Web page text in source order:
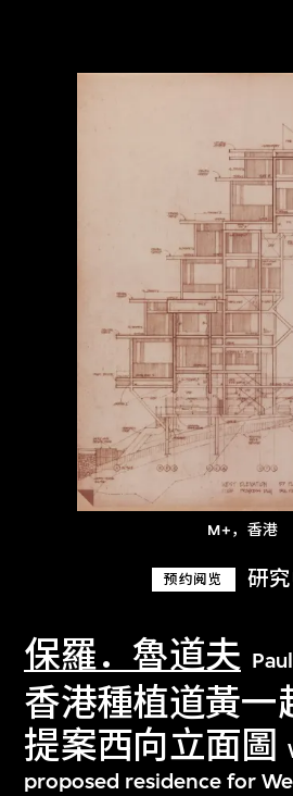
M+，香港
预约阅览 研
保羅．魯道夫
香港種植道黃一
提案西向立面圖
proposed residence for
M+藏
关于M+藏品
探索世界顶级的二十及二
文化藏品。